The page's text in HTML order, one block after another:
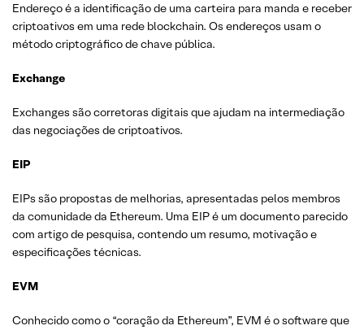
Endereço é a identificação de uma carteira para manda e receber
criptoativos em uma rede blockchain. Os endereços usam o
método criptográfico de chave pública.
Exchange
Exchanges são corretoras digitais que ajudam na intermediação
das negociações de criptoativos.
EIP
EIPs são propostas de melhorias, apresentadas pelos membros
da comunidade da Ethereum. Uma EIP é um documento parecido
com artigo de pesquisa, contendo um resumo, motivação e
especificações técnicas.
EVM
Conhecido como o “coração da Ethereum”, EVM é o software que